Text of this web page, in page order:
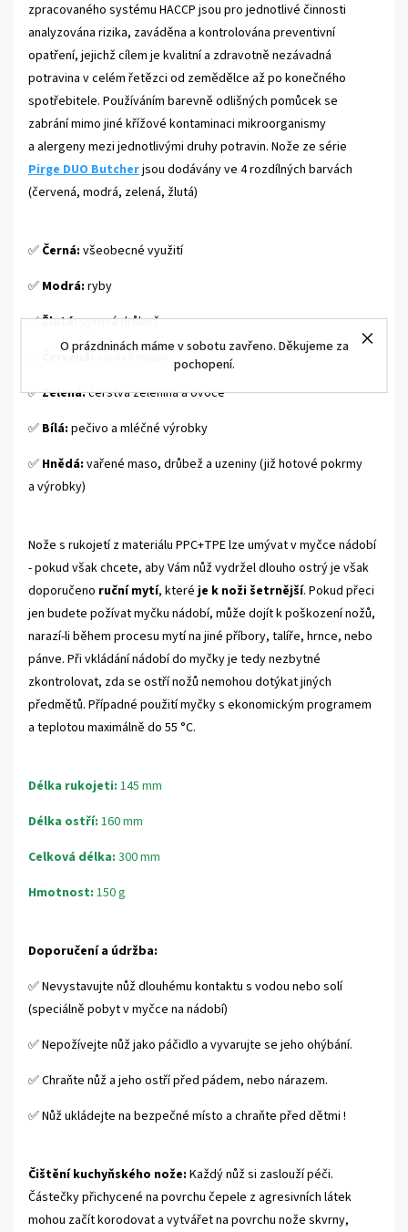
O prázdninách máme v sobotu zavřeno. Děkujeme za
pochopení.
zpracovaného systému HACCP jsou pro jednotlivé činnosti
analyzována rizika, zaváděna a kontrolována preventivní
opatření, jejichž cílem je kvalitní a zdravotně nezávadná
potravina v celém řetězci od zemědělce až po konečného
spotřebitele. Používáním barevně odlišných pomůcek se
zabrání mimo jiné křížové kontaminaci mikroorganismy
a alergeny mezi jednotlivými druhy potravin. Nože ze série
Pirge DUO Butcherjsou dodávány ve 4 rozdílných barvách
(červená, modrá, zelená, žlutá)
✅ Černá: všeobecné využití
✅ Modrá: ryby
✅Žlutá:syrová drůbež
Červená:
✅Zelená:čerstvá zelenina a ovoce
✅ Bílá: pečivo a mléčné výrobky
✅ Hnědá: vařené maso, drůbež a uzeniny (již hotové pokrmy
a výrobky)
Nože s rukojetí z materiálu PPC+TPE lze umývat v myčce nádobí
- pokud však chcete, aby Vám nůž vydržel dlouho ostrý je však
doporučeno ruční mytí, které je k noži šetrnější. Pokud přeci
jen budete požívat myčku nádobí, může dojít k poškození nožů,
narazí-li během procesu mytí na jiné příbory, talíře, hrnce, nebo
pánve. Při vkládání nádobí do myčky je tedy nezbytné
zkontrolovat, zda se ostří nožů nemohou dotýkat jiných
předmětů. Případné použití myčky s ekonomickým programem
a teplotou maximálně do 55 °C.
Délka rukojeti: 145 mm
Délka ostří: 160 mm
Celková délka: 300 mm
Hmotnost: 150 g
Doporučení a údržba:
✅ Nevystavujte nůž dlouhému kontaktu s vodou nebo solí
(speciálně pobyt v myčce na nádobí)
✅ Nepožívejte nůž jako páčidlo a vyvarujte se jeho ohýbání.
✅ Chraňte nůž a jeho ostří před pádem, nebo nárazem.
✅ Nůž ukládejte na bezpečné místo a chraňte před dětmi !
Čištění kuchyňského nože: Každý nůž si zaslouží péči.
Částečky přichycené na povrchu čepele z agresivních látek
mohou začít korodovat a vytvářet na povrchu nože skvrny,